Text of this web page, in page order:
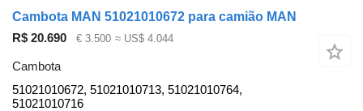
Cambota MAN 51021010672 para camião MAN
R$ 20.690
€ 3.500 ≈ US$ 4.044
Cambota
51021010672, 51021010713, 51021010764,
51021010716